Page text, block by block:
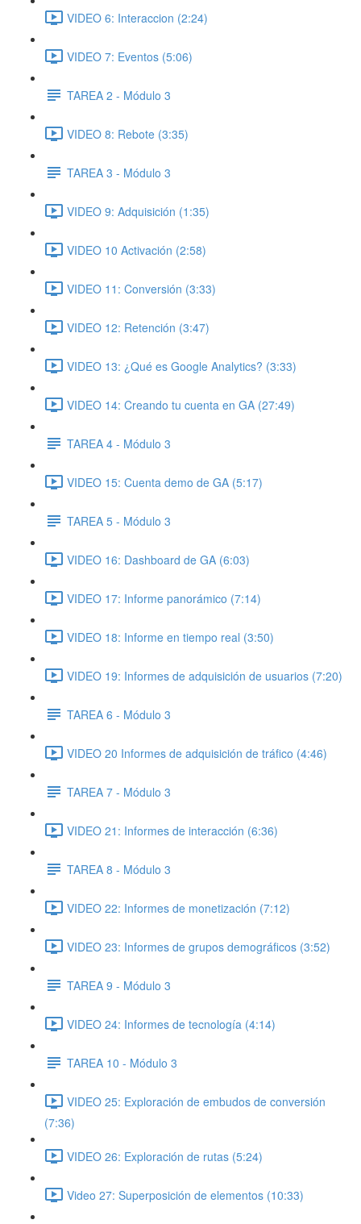
VIDEO 6: Interaccion (2:24)
VIDEO 7: Eventos (5:06)
TAREA 2 - Módulo 3
VIDEO 8: Rebote (3:35)
TAREA 3 - Módulo 3
VIDEO 9: Adquisición (1:35)
VIDEO 10 Activación (2:58)
VIDEO 11: Conversión (3:33)
VIDEO 12: Retención (3:47)
VIDEO 13: ¿Qué es Google Analytics? (3:33)
VIDEO 14: Creando tu cuenta en GA (27:49)
TAREA 4 - Módulo 3
VIDEO 15: Cuenta demo de GA (5:17)
TAREA 5 - Módulo 3
VIDEO 16: Dashboard de GA (6:03)
VIDEO 17: Informe panorámico (7:14)
VIDEO 18: Informe en tiempo real (3:50)
VIDEO 19: Informes de adquisición de usuarios (7:20)
TAREA 6 - Módulo 3
VIDEO 20 Informes de adquisición de tráfico (4:46)
TAREA 7 - Módulo 3
VIDEO 21: Informes de interacción (6:36)
TAREA 8 - Módulo 3
VIDEO 22: Informes de monetización (7:12)
VIDEO 23: Informes de grupos demográficos (3:52)
TAREA 9 - Módulo 3
VIDEO 24: Informes de tecnología (4:14)
TAREA 10 - Módulo 3
VIDEO 25: Exploración de embudos de conversión
(7:36)
VIDEO 26: Exploración de rutas (5:24)
Video 27: Superposición de elementos (10:33)